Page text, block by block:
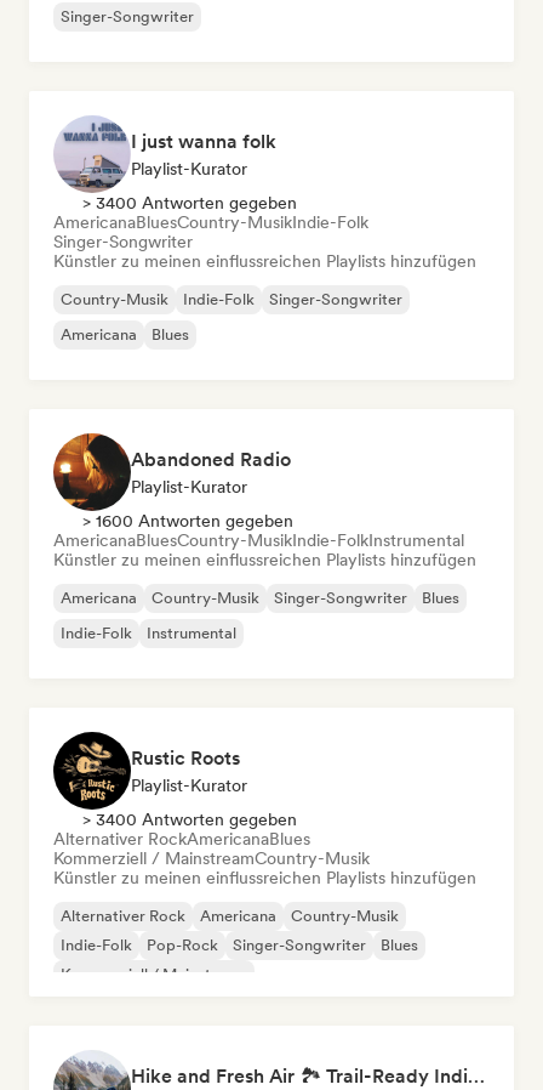
Singer-Songwriter
I just wanna folk
Playlist-Kurator
> 3400 Antworten gegeben
AmericanaBluesCountry-MusikIndie-Folk
Singer-Songwriter
Künstler zu meinen einflussreichen Playlists hinzufügen
Country-Musik Indie-Folk
Singer-Songwriter
Americana
Blues
Abandoned Radio
Playlist-Kurator
> 1600 Antworten gegeben
AmericanaBluesCountry-MusikIndie-FolkInstrumental
Künstler zu meinen einflussreichen Playlists hinzufügen
Americana Country-Musik Singer-Songwriter
Blues
Indie-Folk
Instrumental
Rustic Roots
Playlist-Kurator
> 3400 Antworten gegeben
Alternativer RockAmericanaBlues
Kommerziell / MainstreamCountry-Musik
Künstler zu meinen einflussreichen Playlists hinzufügen
Alternativer Rock Americana
Country-Musik
Indie-Folk
Pop-Rock Singer-Songwriter
Blues
Kommerziell / Mainstream
Hike and Fresh Air 🏞️ Trail-Ready Indie Folk & Acoustic